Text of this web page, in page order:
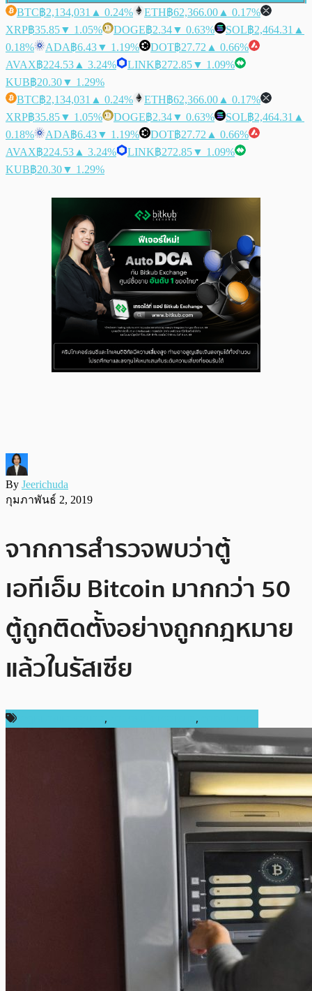
BTC฿2,134,031 ▲ 0.24% ETH฿62,366.00 ▲ 0.17%
XRP฿35.85▼ 1.05% DOGE฿2.34▼ 0.63% SOL฿2,464.31 ▲
0.18%
ADA฿6.43▼ 1.19% DOT฿27.72 ▲ 0.66%
AVAX฿224.53 ▲ 3.24% LINK฿272.85▼ 1.09%
KUB฿20.30▼ 1.29%
BTC฿2,134,031 ▲ 0.24% ETH฿62,366.00 ▲ 0.17%
XRP฿35.85▼ 1.05% DOGE฿2.34▼ 0.63% SOL฿2,464.31 ▲
0.18%
ADA฿6.43▼ 1.19% DOT฿27.72 ▲ 0.66%
AVAX฿224.53 ▲ 3.24% LINK฿272.85▼ 1.09%
KUB฿20.30▼ 1.29%
By Jeerichuda
กุมภาพันธ์ 2, 2019
จากการสำรวจพบว่าตู้
เอทีเอ็ม Bitcoin มากกว่า 50
ตู้ถูกติดตั้งอย่างถูกกฎหมาย
แล้วในรัสเซีย
, ,